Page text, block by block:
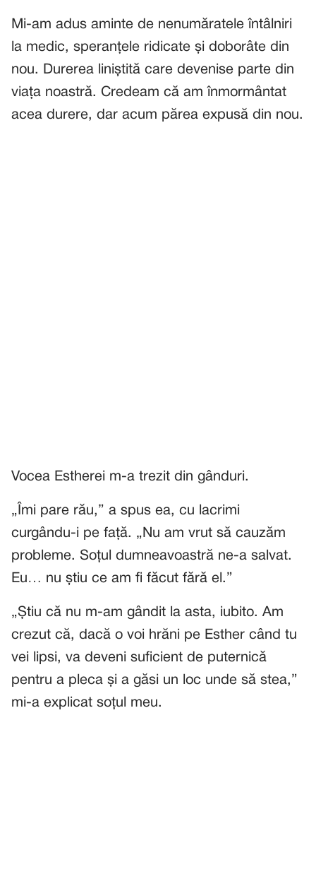
Mi-am adus aminte de nenumăratele întâlniri
la medic, speranțele ridicate și doborâte din
nou. Durerea liniștită care devenise parte din
viața noastră. Credeam că am înmormântat
acea durere, dar acum părea expusă din nou.
Vocea Estherei m-a trezit din gânduri.
„Îmi pare rău,” a spus ea, cu lacrimi
curgându-i pe față. „Nu am vrut să cauzăm
probleme. Soțul dumneavoastră ne-a salvat.
Eu… nu știu ce am fi făcut fără el.”
„Știu că nu m-am gândit la asta, iubito. Am
crezut că, dacă o voi hrăni pe Esther când tu
vei lipsi, va deveni suficient de puternică
pentru a pleca și a găsi un loc unde să stea,”
mi-a explicat soțul meu.